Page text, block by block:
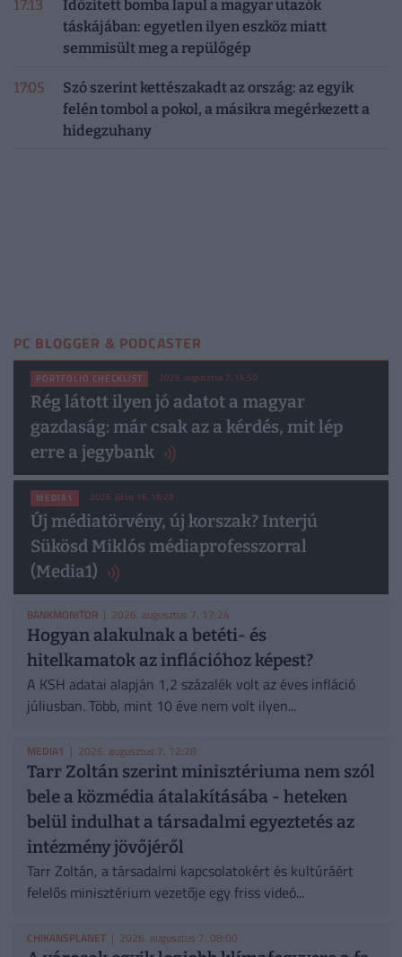
17:13
Időzített bomba lapul a magyar utazók
táskájában: egyetlen ilyen eszköz miatt
semmisült meg a repülőgép
17:05
Szó szerint kettészakadt az ország: az egyik
felén tombol a pokol, a másikra megérkezett a
hidegzuhany
PC BLOGGER & PODCASTER
PORTFOLIO CHECKLIST 2026. augusztus 7. 16:50
Rég látott ilyen jó adatot a magyar
gazdaság: már csak az a kérdés, mit lép
erre a jegybank
MEDIA1 2026. július 16. 18:28
Új médiatörvény, új korszak? Interjú
Sükösd Miklós médiaprofesszorral
(Media1)
BANKMONITOR | 2026. augusztus 7. 17:24
Hogyan alakulnak a betéti- és
hitelkamatok az inflációhoz képest?
A KSH adatai alapján 1,2 százalék volt az éves infláció
júliusban. Több, mint 10 éve nem volt ilyen...
MEDIA1 | 2026. augusztus 7. 12:28
Tarr Zoltán szerint minisztériuma nem szól
bele a közmédia átalakításába - heteken
belül indulhat a társadalmi egyeztetés az
intézmény jövőjéről
Tarr Zoltán, a társadalmi kapcsolatokért és kultúráért
felelős minisztérium vezetője egy friss videó...
CHIKANSPLANET | 2026. augusztus 7. 08:00